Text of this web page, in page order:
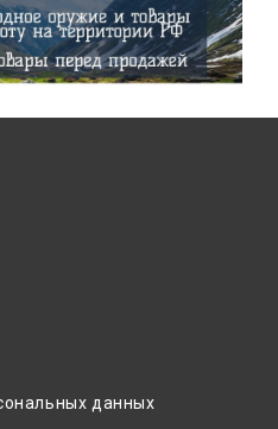
данных